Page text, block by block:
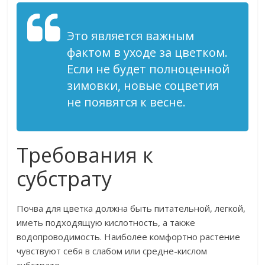
Это является важным
фактом в уходе за цветком.
Если не будет полноценной
зимовки, новые соцветия
не появятся к весне.
Требования к
субстрату
Почва для цветка должна быть питательной, легкой,
иметь подходящую кислотность, а также
водопроводимость. Наиболее комфортно растение
чувствуют себя в слабом или средне-кислом